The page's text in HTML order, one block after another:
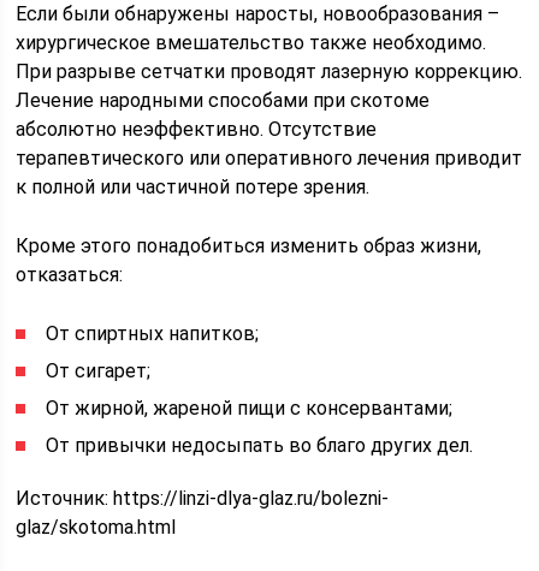
Если были обнаружены наросты, новообразования –
хирургическое вмешательство также необходимо.
При разрыве сетчатки проводят лазерную коррекцию.
Лечение народными способами при скотоме
абсолютно неэффективно. Отсутствие
терапевтического или оперативного лечения приводит
к полной или частичной потере зрения.
Кроме этого понадобиться изменить образ жизни,
отказаться:
От спиртных напитков;
От сигарет;
От жирной, жареной пищи с консервантами;
От привычки недосыпать во благо других дел.
Источник:https://linzi-dlya-glaz.ru/bolezni-
glaz/skotoma.html